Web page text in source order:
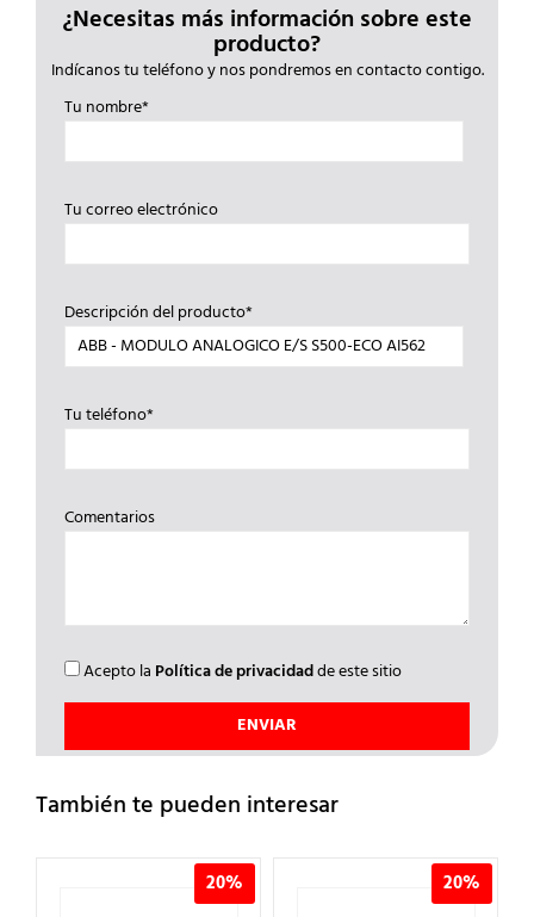
¿Necesitas más información sobre este
producto?
Indícanos tu teléfono y nos pondremos en contacto contigo.
Tu nombre*
Tu correo electrónico
Descripción del producto*
Tu teléfono*
Comentarios
Acepto la Política de privacidadde este sitio
También te pueden interesar
20% 20%